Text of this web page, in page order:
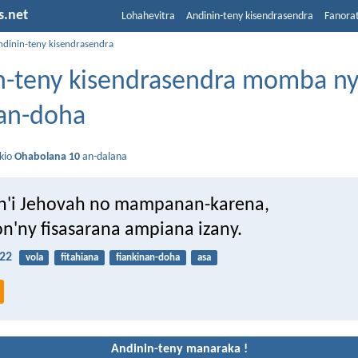
Lohahevitra Andinin-teny kisendrasendra
teny kisendrasendra
teny kisendrasendra momba
doha
Ohabolana 10 an-dalana
Jehovah no mampanan-karena,
fisasarana ampiana izany.
vola fitahiana fiankinan-doha asa
Andinin-teny manaraka !